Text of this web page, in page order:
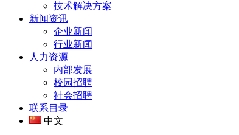
技术解决方案
新闻资讯
企业新闻
行业新闻
人力资源
内部发展
校园招聘
社会招聘
联系目录
中文